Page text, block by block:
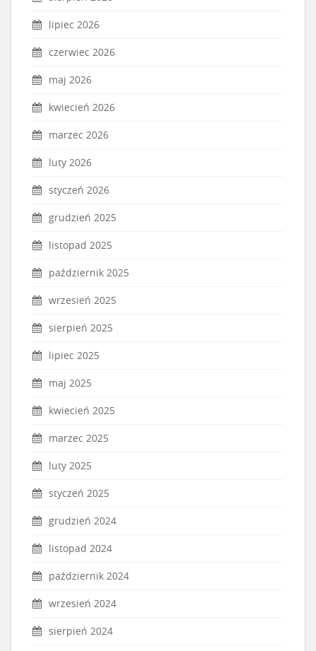
lipiec 2026
czerwiec 2026
maj 2026
kwiecień 2026
marzec 2026
luty 2026
styczeń 2026
grudzień 2025
listopad 2025
październik 2025
wrzesień 2025
sierpień 2025
lipiec 2025
maj 2025
kwiecień 2025
marzec 2025
luty 2025
styczeń 2025
grudzień 2024
listopad 2024
październik 2024
wrzesień 2024
sierpień 2024